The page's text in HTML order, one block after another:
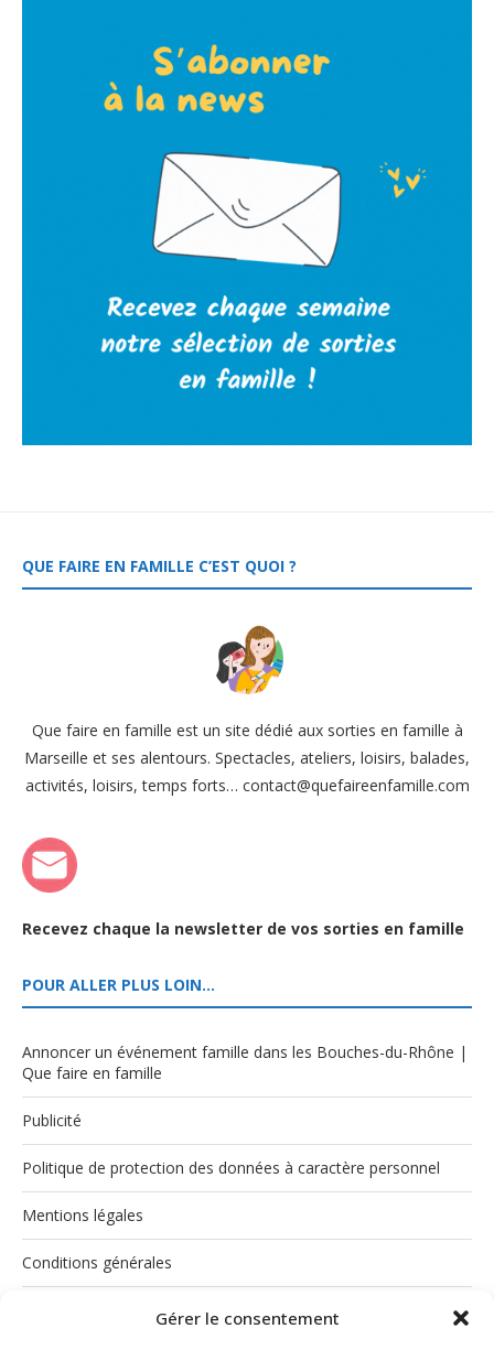
Gérer le consentement
QUE FAIRE EN FAMILLE C’EST QUOI ?
Que faire en famille est un site dédié aux sorties en famille à
Marseille et ses alentours. Spectacles, ateliers, loisirs, balades,
activités, loisirs, temps forts… contact@quefaireenfamille.com
Recevez chaque la newsletter de vos sorties en famille
POUR ALLER PLUS LOIN…
Annoncer un événement famille dans les Bouches-du-Rhône |
Que faire en famille
Publicité
Politique de protection des données à caractère personnel
Mentions légales
Conditions générales
Politique de cookies (UE)